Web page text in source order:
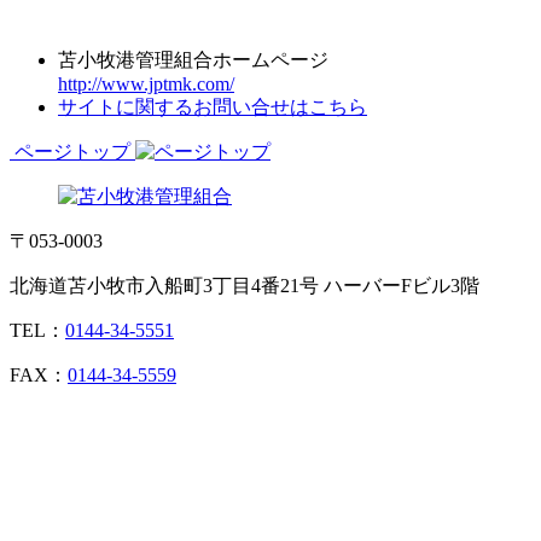
苫小牧港管理組合ホームページ
http://www.jptmk.com/
サイトに関するお問い合せはこちら
ページトップ
〒053-0003
北海道苫小牧市入船町3丁目4番21号 ハーバーFビル3階
TEL： 0144-34-5551
FAX： 0144-34-5559